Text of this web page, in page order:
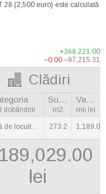
28 (2,500 euro) este calculată
+368,221.00
–0.00 –97,215.31
Clădiri
dobândirii
Suprafaţa
m2
Valoarea
mii lei
Casă de locuit / 2007 273.2 1,189.0
lei